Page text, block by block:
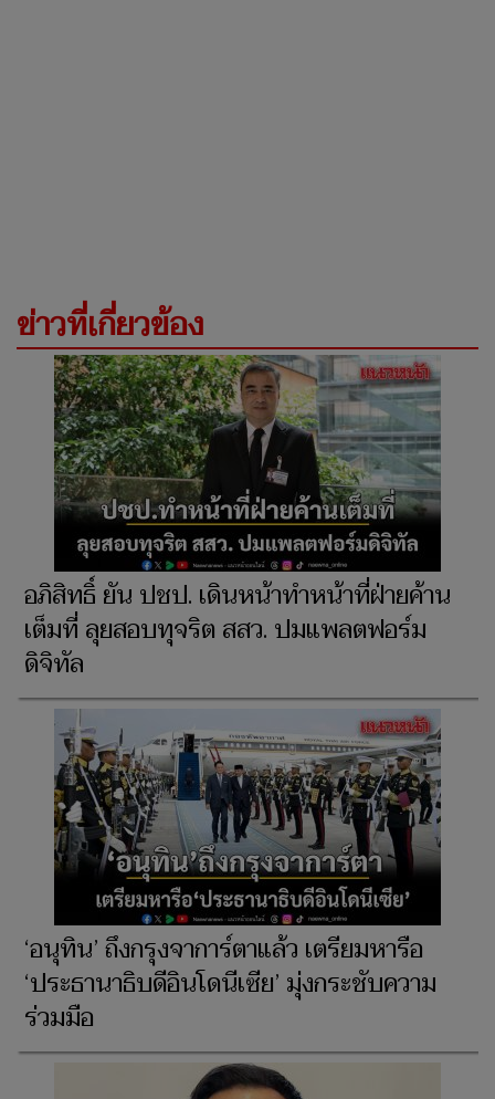
ข่าวที่เกี่ยวข้อง
อภิสิทธิ์ ยัน ปชป. เดินหน้าทำหน้าที่ฝ่ายค้าน
เต็มที่ ลุยสอบทุจริต สสว. ปมแพลตฟอร์ม
ดิจิทัล
‘อนุทิน’ ถึงกรุงจาการ์ตาแล้ว เตรียมหารือ
‘ประธานาธิบดีอินโดนีเซีย’ มุ่งกระชับความ
ร่วมมือ